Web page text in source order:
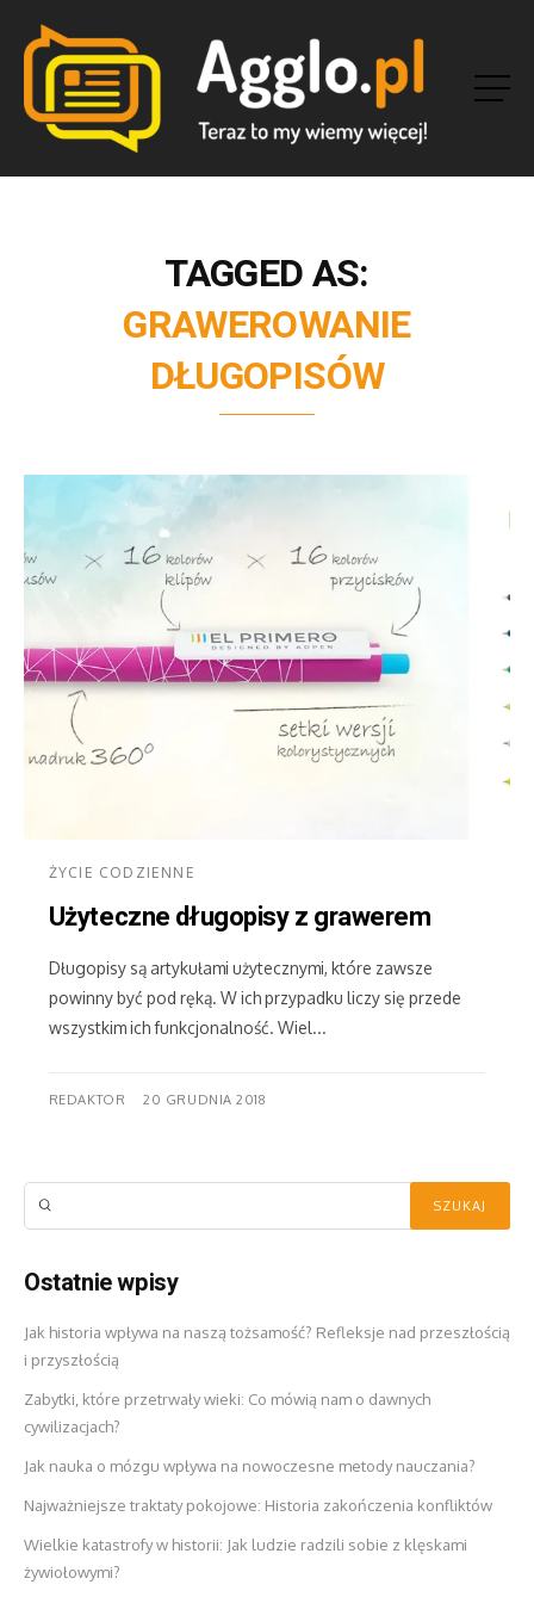
TAGGED AS:
GRAWEROWANIE
DŁUGOPISÓW
ŻYCIE CODZIENNE
Użyteczne długopisy z grawerem
Długopisy są artykułami użytecznymi, które zawsze
powinny być pod ręką. W ich przypadku liczy się przede
wszystkim ich funkcjonalność. Wiel...
REDAKTOR 20 GRUDNIA 2018
Ostatnie wpisy
Jak historia wpływa na naszą tożsamość? Refleksje nad przeszłością
i przyszłością
Zabytki, które przetrwały wieki: Co mówią nam o dawnych
cywilizacjach?
Jak nauka o mózgu wpływa na nowoczesne metody nauczania?
Najważniejsze traktaty pokojowe: Historia zakończenia konfliktów
Wielkie katastrofy w historii: Jak ludzie radzili sobie z klęskami
żywiołowymi?